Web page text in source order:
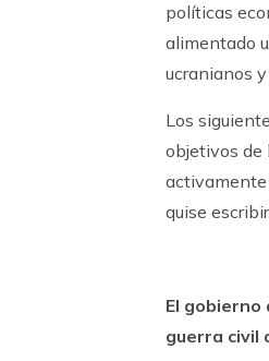
políticas
alimentado
ucranianos
Los
objetivos de
activamente
quise
El gobierno
guerra civil